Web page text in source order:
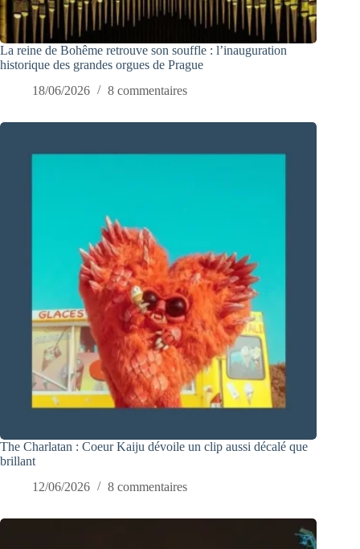
La reine de Bohême retrouve son souffle : l’inauguration
historique des grandes orgues de Prague
18/06/2026
8 commentaires
The Charlatan : Coeur Kaiju dévoile un clip aussi décalé que
brillant
12/06/2026
8 commentaires